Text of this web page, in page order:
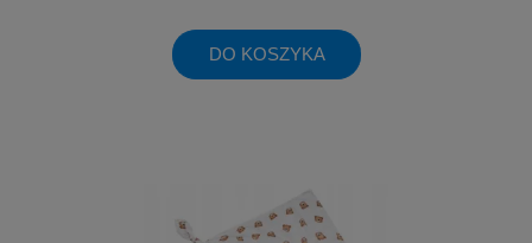
DO KOSZYKA